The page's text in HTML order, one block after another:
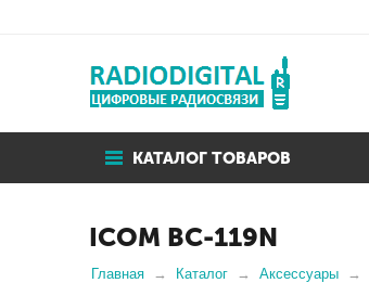
КАТАЛОГ ТОВАРОВ
ICOM BC-119N
Главная Каталог Аксессуары